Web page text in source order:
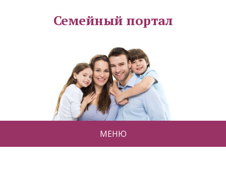
Семейный портал
МЕНЮ